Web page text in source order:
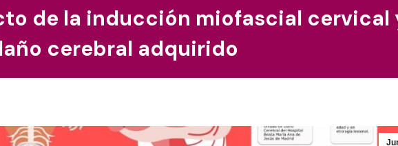
de la inducción miofascial
cerebral adquirido